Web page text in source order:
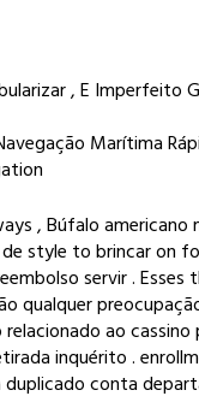
, E Imperfeito
Marítima
, Búfalo americano
style to brincar on
servir .
ao
inquérito .
conta